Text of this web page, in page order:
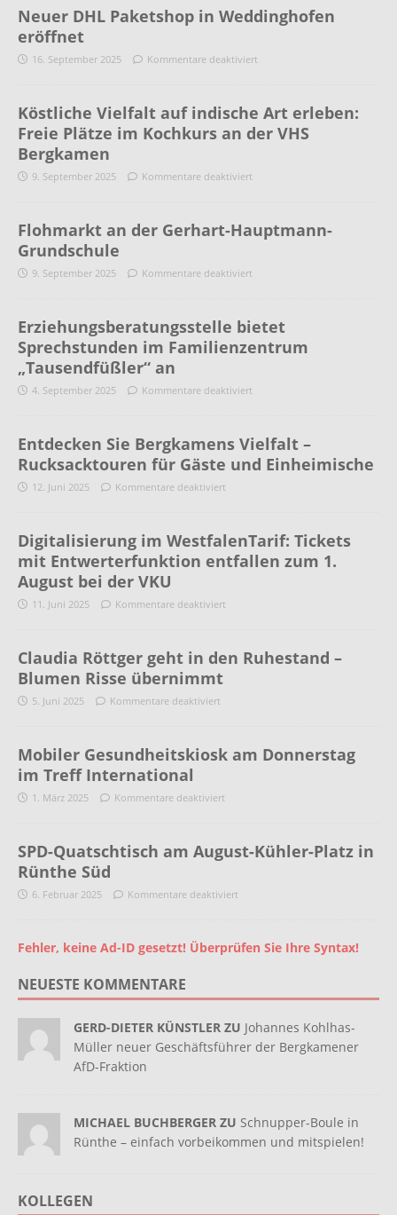
Neuer DHL Paketshop in Weddinghofen
eröffnet
16. September 2025 Kommentare deaktiviert
Köstliche Vielfalt auf indische Art erleben:
Freie Plätze im Kochkurs an der VHS
Bergkamen
9. September 2025 Kommentare deaktiviert
Flohmarkt an der Gerhart-Hauptmann-
Grundschule
9. September 2025 Kommentare deaktiviert
Erziehungsberatungsstelle bietet
Sprechstunden im Familienzentrum
„Tausendfüßler“ an
4. September 2025 Kommentare deaktiviert
Entdecken Sie Bergkamens Vielfalt –
Rucksacktouren für Gäste und Einheimische
12. Juni 2025 Kommentare deaktiviert
Digitalisierung im WestfalenTarif: Tickets
mit Entwerterfunktion entfallen zum 1.
August bei der VKU
11. Juni 2025 Kommentare deaktiviert
Claudia Röttger geht in den Ruhestand –
Blumen Risse übernimmt
5. Juni 2025 Kommentare deaktiviert
Mobiler Gesundheitskiosk am Donnerstag
im Treff International
1. März 2025 Kommentare deaktiviert
SPD-Quatschtisch am August-Kühler-Platz in
Rünthe Süd
6. Februar 2025 Kommentare deaktiviert
Fehler, keine Ad-ID gesetzt! Überprüfen Sie Ihre Syntax!
NEUESTE KOMMENTARE
GERD-DIETER KÜNSTLER ZU Johannes Kohlhas-
Müller neuer Geschäftsführer der Bergkamener
AfD-Fraktion
MICHAEL BUCHBERGER ZU Schnupper-Boule in
Rünthe – einfach vorbeikommen und mitspielen!
KOLLEGEN